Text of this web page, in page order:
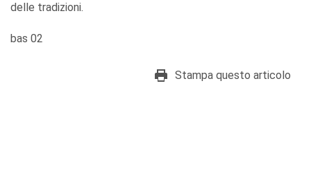
delle tradizioni.
bas 02
Stampa questo articolo